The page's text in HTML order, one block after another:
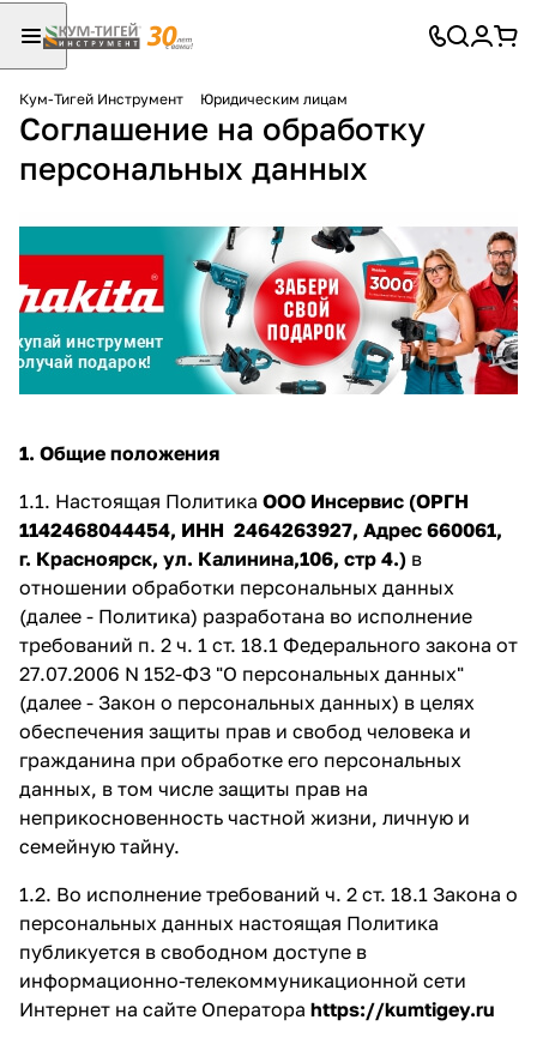
Кум-Тигей Инструмент Юридическим лицам
Соглашение на обработку
персональных данных
1. Общие положения
1.1. Настоящая Политика ООО Инсервис (ОРГН
1142468044454, ИНН 2464263927, Адрес 660061,
г. Красноярск, ул. Калинина,106, стр 4.) в
отношении обработки персональных данных
(далее - Политика) разработана во исполнение
требований п. 2 ч. 1 ст. 18.1 Федерального закона от
27.07.2006 N 152-ФЗ "О персональных данных"
(далее - Закон о персональных данных) в целях
обеспечения защиты прав и свобод человека и
гражданина при обработке его персональных
данных, в том числе защиты прав на
неприкосновенность частной жизни, личную и
семейную тайну.
1.2. Во исполнение требований ч. 2 ст. 18.1 Закона о
персональных данных настоящая Политика
публикуется в свободном доступе в
информационно-телекоммуникационной сети
Интернет на сайте Оператора https://kumtigey.ru
Для клиентов всех банков
Разбейте
оплатуна части
без переплат
График платежей
Сегодня
Добавляйте товары
в корзину
Оплачивайте сегодня только
25% картой любого банка
Получайте товар
выбранный способом
Оставшиеся 75% будут
списыватьсяс вашей карты
по25%каждые 2 недели